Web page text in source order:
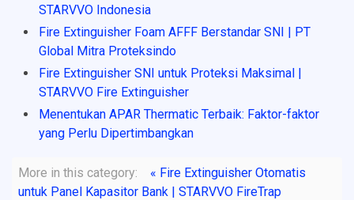
STARVVO Indonesia
Fire Extinguisher Foam AFFF Berstandar SNI | PT
Global Mitra Proteksindo
Fire Extinguisher SNI untuk Proteksi Maksimal |
STARVVO Fire Extinguisher
Menentukan APAR Thermatic Terbaik: Faktor-faktor
yang Perlu Dipertimbangkan
More in this category:
« Fire Extinguisher Otomatis
untuk Panel Kapasitor Bank | STARVVO FireTrap